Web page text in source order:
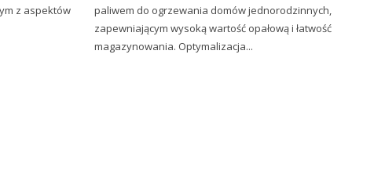
z aspektów
paliwem do ogrzewania domów jednorodzinnych,
zapewniającym wysoką wartość opałową i łatwość
magazynowania. Optymalizacja...